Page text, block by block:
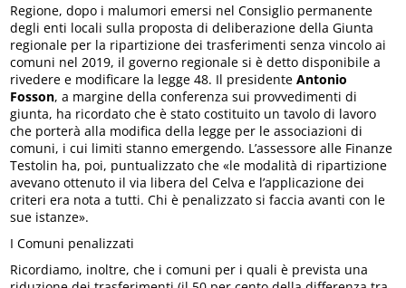
Regione, dopo i malumori emersi nel Consiglio permanente
degli enti locali sulla proposta di deliberazione della Giunta
regionale per la ripartizione dei trasferimenti senza vincolo ai
comuni nel 2019, il governo regionale si è detto disponibile a
rivedere e modificare la legge 48. Il presidente Antonio
Fosson, a margine della conferenza sui provvedimenti di
giunta, ha ricordato che è stato costituito un tavolo di lavoro
che porterà alla modifica della legge per le associazioni di
comuni, i cui limiti stanno emergendo. L’assessore alle Finanze
Testolin ha, poi, puntualizzato che «le modalità di ripartizione
avevano ottenuto il via libera del Celva e l’applicazione dei
criteri era nota a tutti. Chi è penalizzato si faccia avanti con le
sue istanze».
I Comuni penalizzati
Ricordiamo, inoltre, che i comuni per i quali è prevista una